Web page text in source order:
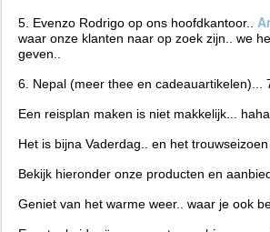
5. Evenzo Rodrigo op ons hoofdkantoor..
waar onze klanten naar op zoek zijn.. we
geven..
6. Nepal (meer thee en
Een reisplan maken is niet makkelijk...
Het is bijna Vaderdag.. en het trouwseizoen
Bekijk hieronder onze producten en
Geniet van het warme weer.. waar je ook